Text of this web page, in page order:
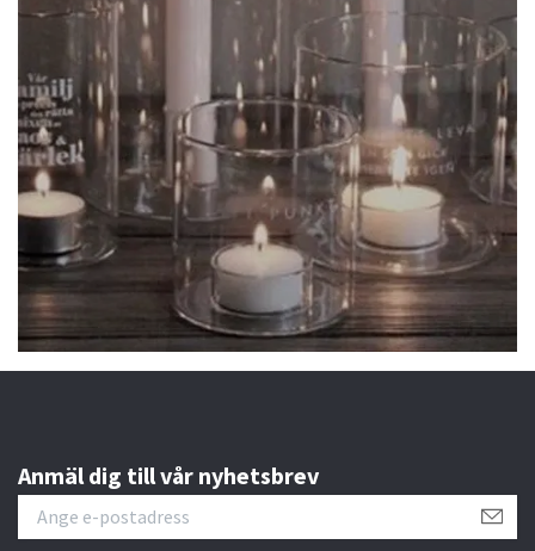
Anmäl dig till vår nyhetsbrev